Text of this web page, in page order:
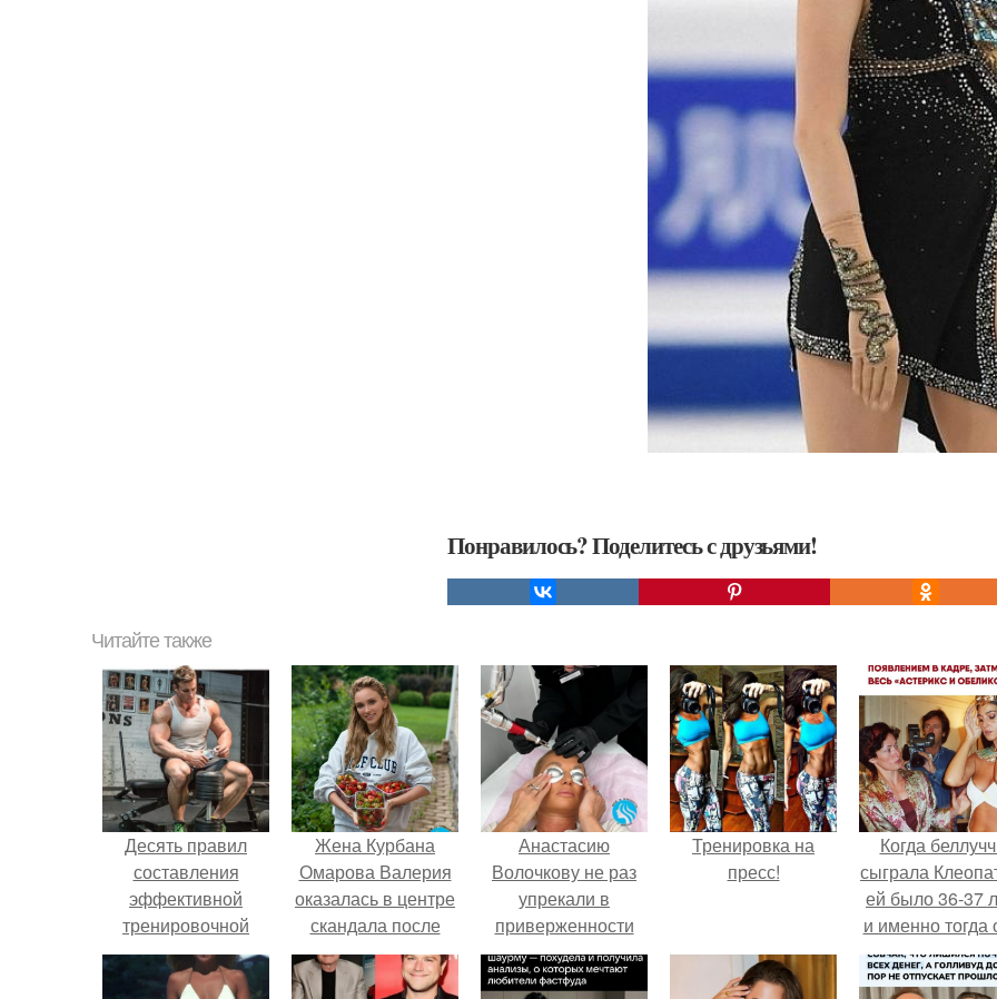
Понравилось? Поделитесь с друзьями!
Читайте также
Десять правил
составления
эффективной
тренировочной
программы.
Жена Курбана
Омарова Валерия
оказалась в центре
скандала после
визита блогера
Марины ильиной в
Анастасию
Волочкову не раз
упрекали в
приверженности
устаревшим бьюти -
процедурам.
Тренировка на
пресс!
Когда
сыграла
ей было 36-37
и именно тогда
находилась
вершине